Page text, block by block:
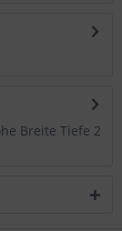
Breite Tiefe 2